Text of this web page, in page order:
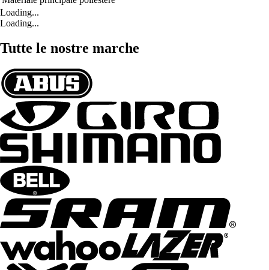
Loading...
Loading...
Tutte le nostre marche